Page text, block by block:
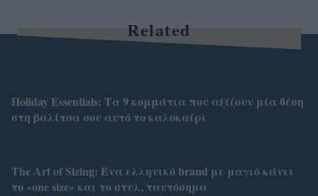
Related
Holiday Essentials: Τα 9 κομμάτια που αξίζουν μία θέση
στη βαλίτσα σου αυτό το καλοκαίρι
Τhe Art of Sizing: Ένα ελληνικό brand με μαγιό κάνει
το «one size» και το στυλ, ταυτόσημα